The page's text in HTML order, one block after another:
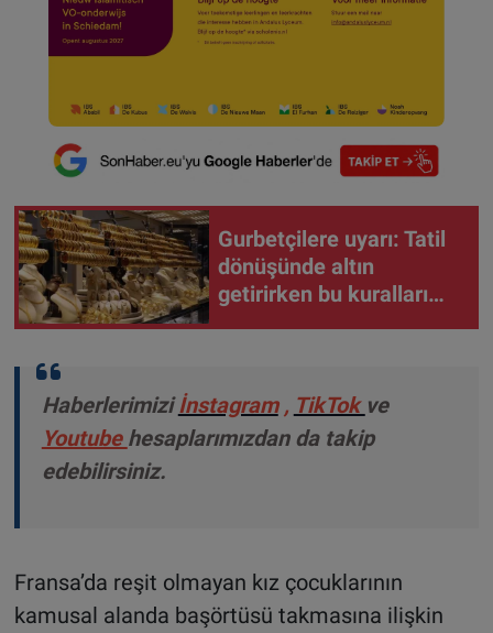
Gurbetçilere uyarı: Tatil
dönüşünde altın
getirirken bu kuralları
Haberlerimizi İnstagram , TikTok ve
Youtube hesaplarımızdan da takip
edebilirsiniz.
Fransa’da reşit olmayan kız çocuklarının
kamusal alanda başörtüsü takmasına ilişkin